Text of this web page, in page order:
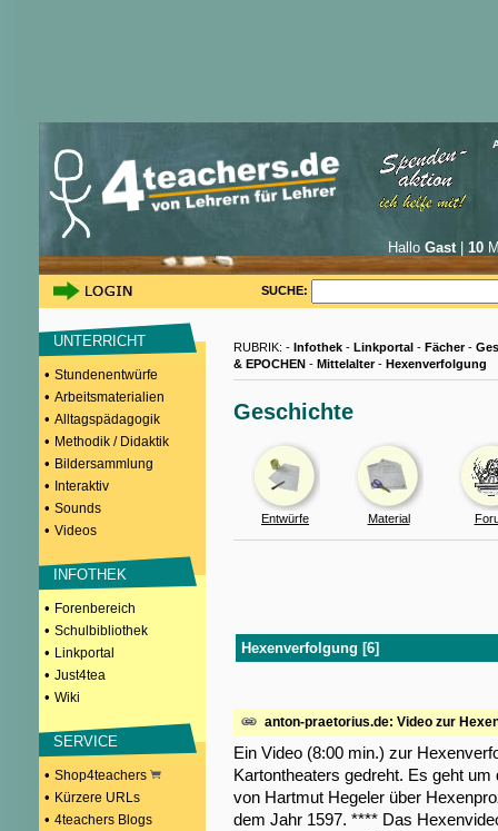
Hallo Gast| 10
SUCHE:
UNTERRICHT
• Stundenentwürfe
• Arbeitsmaterialien
• Alltagspädagogik
• Methodik / Didaktik
• Bildersammlung
• Interaktiv
• Sounds
• Videos
INFOTHEK
• Forenbereich
• Schulbibliothek
• Linkportal
• Just4tea
• Wiki
SERVICE
• Shop4teachers
• Kürzere URLs
• 4teachers Blogs
RUBRIK: - Infothek - Linkportal - Fächer-
& EPOCHEN - Mittelalter- Hexenverfolgung
Geschichte
Entwürfe Material
Hexenverfolgung [6]
anton-praetorius.de: Video zur
Ein Video (8:00 min.) zur
Kartontheaters gedreht. Es geht
von Hartmut Hegeler über
dem Jahr 1597. **** Das